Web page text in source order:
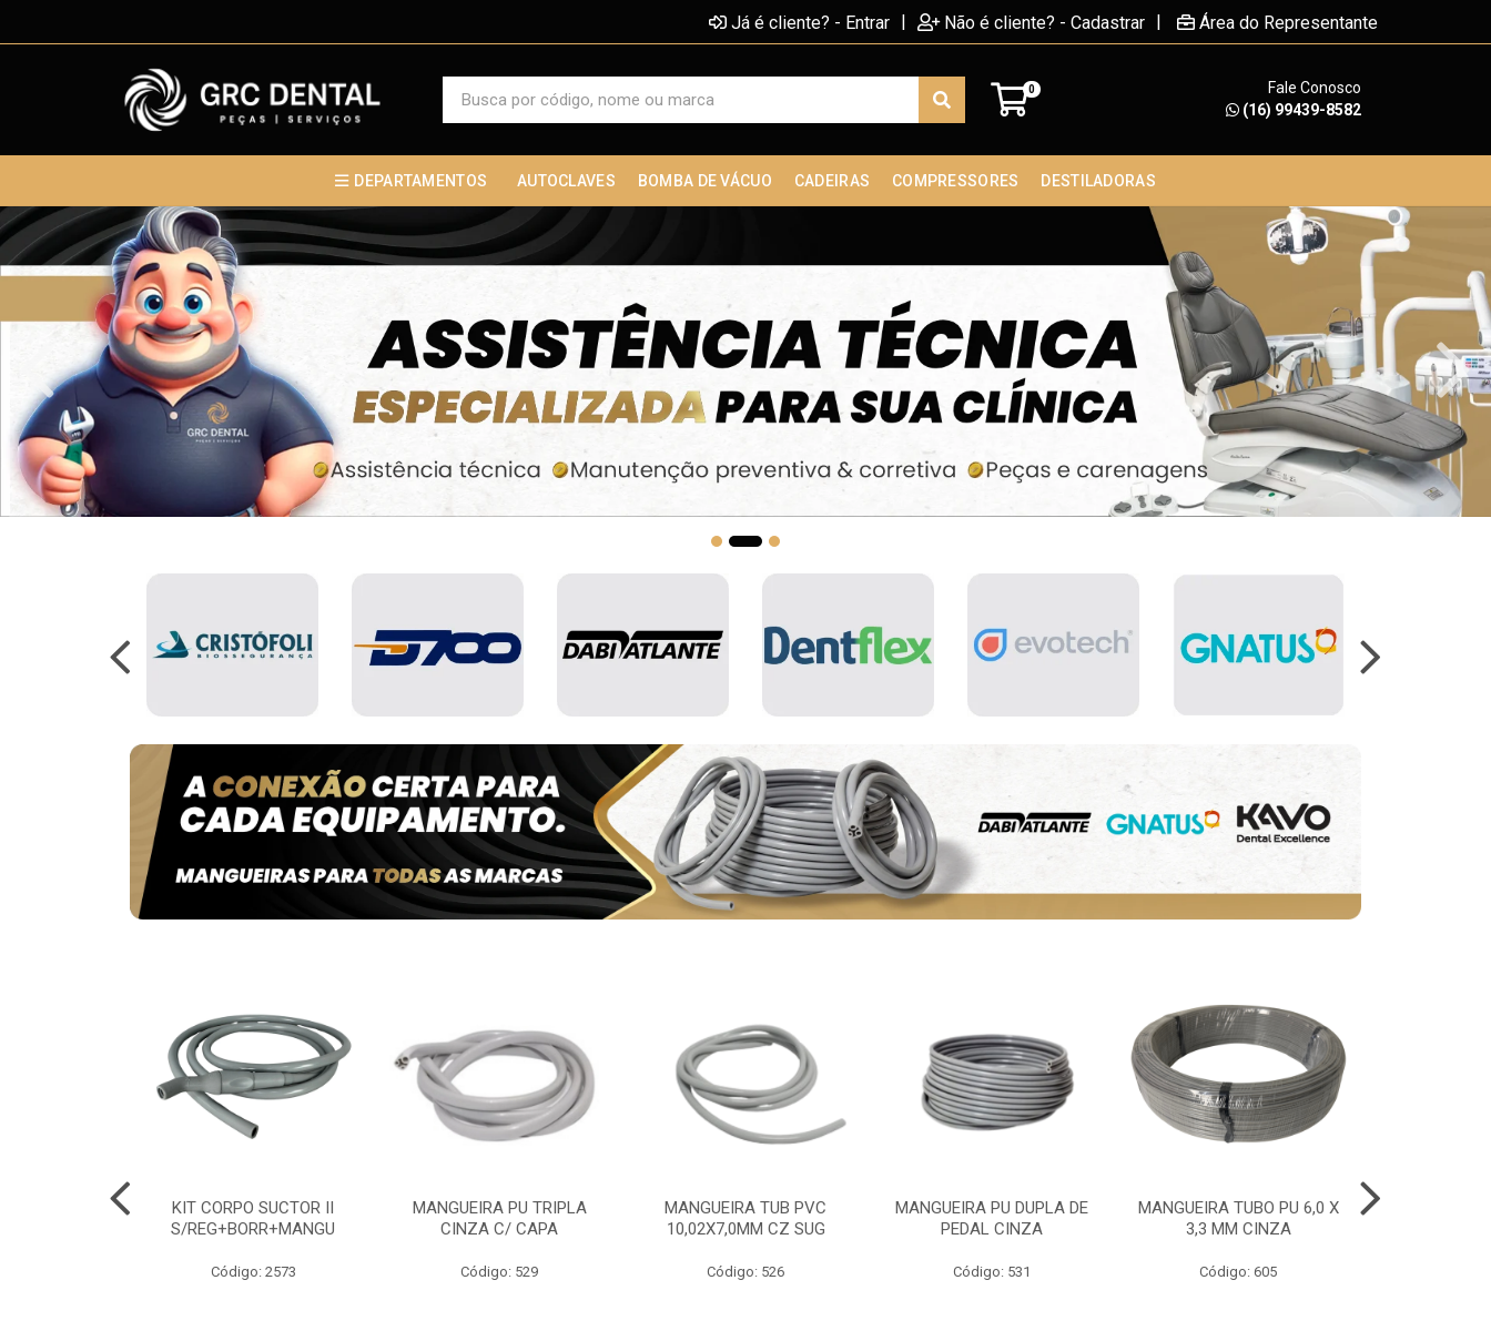
Já é cliente? - Entrar | Não é cliente? - Cadastrar | Área do Representante
0
Fale Conosco
(16) 99439-8582
DEPARTAMENTOS AUTOCLAVES BOMBA DE VÁCUO CADEIRAS COMPRESSORES DESTILADORAS
KIT CORPO SUCTOR II
S/REG+BORR+MANGU
Código: 2573
MANGUEIRA PU TRIPLA
CINZA C/ CAPA
Código: 529
MANGUEIRA TUB PVC
10,02X7,0MM CZ SUG
Código: 526
MANGUEIRA PU DUPLA DE
PEDAL CINZA
Código: 531
MANGUEIRA TUBO PU 6,0 X
3,3 MM CINZA
Código: 605